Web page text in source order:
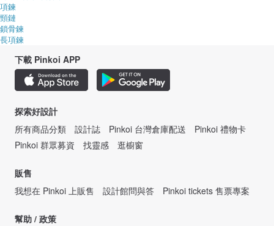
項鍊
頸鏈
鎖骨鍊
長項鍊
下載 Pinkoi APP
探索好設計
所有商品分類
設計誌 Pinkoi 台灣倉庫配送
Pinkoi 禮物卡
Pinkoi 群眾募資
找靈感 逛櫥窗
販售
我想在 Pinkoi 上販售
設計館問與答 Pinkoi tickets 售票專案
幫助 / 政策